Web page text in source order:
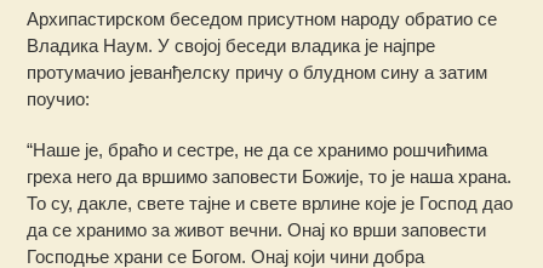
Архипастирском беседом присутном народу обратио се
Владика Наум. У својој беседи владика је најпре
протумачио јеванђелску причу о блудном сину а затим
поучио:
“Наше је, браћо и сестре, не да се хранимо рошчићима
греха него да вршимо заповести Божије, то је наша храна.
То су, дакле, свете тајне и свете врлине које је Господ дао
да се хранимо за живот вечни. Онај ко врши заповести
Господње храни се Богом. Онај који чини добра